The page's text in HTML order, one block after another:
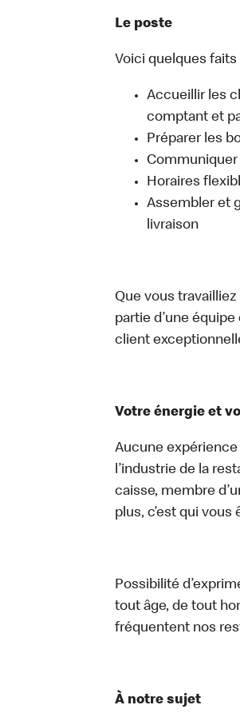
Le poste
Voici quelques
Accueillir les
comptant et
Préparer les
Horaires
Assembler et
livraison
Que vous
partie d’une
client
Votre énergie et
Aucune
l’industrie de la
caisse, membre
plus, c’est qui vous
Possibilité
tout âge, de tout
fréquentent nos
À notre sujet